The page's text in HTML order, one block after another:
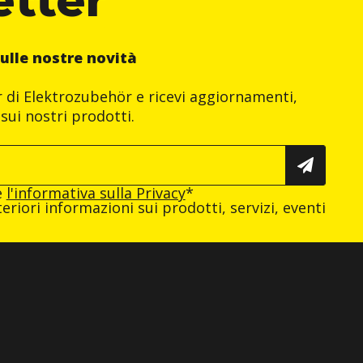
nostre novità
Elektrozubehör e ricevi aggiornamenti,
nostri prodotti.
l'informativa sulla Privacy*
informazioni sui prodotti, servizi, eventi